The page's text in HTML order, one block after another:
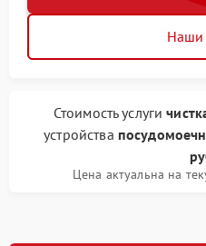
Наши
Стоимость услуги
устройства
Цена актуальна на